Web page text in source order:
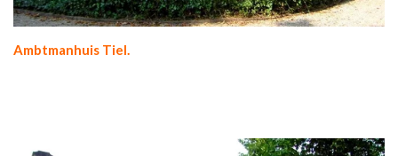
Ambtmanhuis Tiel.